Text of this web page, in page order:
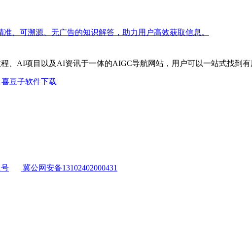
、可溯源、无广告的知识解答，助力用户高效获取信息。
、AI项目以及AI资讯于一体的AIGC导航网站，用户可以一站式找到有
喜豆子软件下载
号 冀公网安备13102402000431